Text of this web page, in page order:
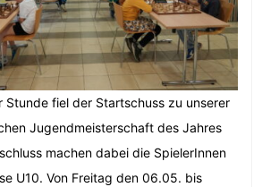
Stunde fiel der Startschuss zu unserer
Jugendmeisterschaft des Jahres
machen dabei die SpielerInnen
U10. Von Freitag den 06.05. bis